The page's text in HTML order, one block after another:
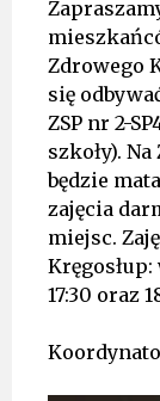
Zdrowego
się
ZSP nr 2-
szkoły).
będzie
zajęcia
miejsc.
Kręgosłup:
17:30 oraz